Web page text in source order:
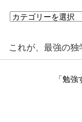
カ
リ
これが、最強の独
「勉